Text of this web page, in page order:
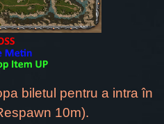
biletul pentru a intra în
10m).